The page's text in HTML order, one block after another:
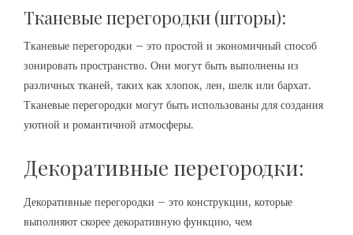
Тканевые перегородки (шторы):
Тканевые перегородки – это простой и экономичный способ
зонировать пространство. Они могут быть выполнены из
различных тканей, таких как хлопок, лен, шелк или бархат.
Тканевые перегородки могут быть использованы для создания
уютной и романтичной атмосферы.
Декоративные перегородки:
Декоративные перегородки – это конструкции, которые
выполняют скорее декоративную функцию, чем